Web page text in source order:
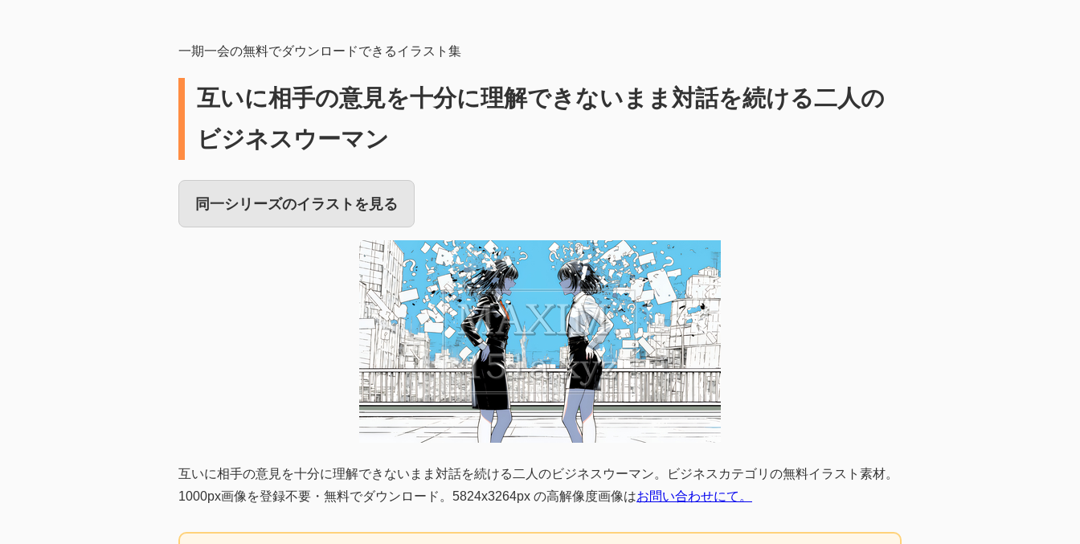
一期一会の無料でダウンロードできるイラスト集
互いに相手の意見を十分に理解できないまま対話を続ける二人の
ビジネスウーマン
同一シリーズのイラストを見る
互いに相手の意見を十分に理解できないまま対話を続ける二人のビジネスウーマン。ビジネスカテゴリの無料イラスト素材。
1000px画像を登録不要・無料でダウンロード。5824x3264px の高解像度画像はお問い合わせにて。